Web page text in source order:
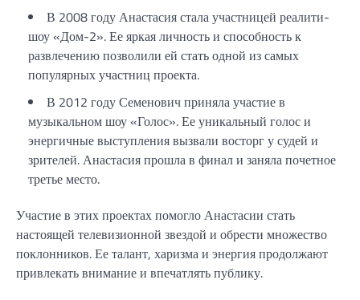
В 2008 году Анастасия стала участницей реалити-
шоу «Дом-2». Ее яркая личность и способность к
развлечению позволили ей стать одной из самых
популярных участниц проекта.
В 2012 году Семенович приняла участие в
музыкальном шоу «Голос». Ее уникальный голос и
энергичные выступления вызвали восторг у судей и
зрителей. Анастасия прошла в финал и заняла почетное
третье место.
Участие в этих проектах помогло Анастасии стать
настоящей телевизионной звездой и обрести множество
поклонников. Ее талант, харизма и энергия продолжают
привлекать внимание и впечатлять публику.